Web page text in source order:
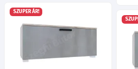
SZUPER ÁR!